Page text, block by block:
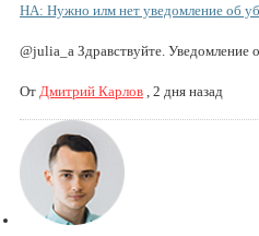
НА: Нужно илм нет уведомление об
@julia_a Здравствуйте. Уведомление
От Дмитрий Карлов 2 дня назад